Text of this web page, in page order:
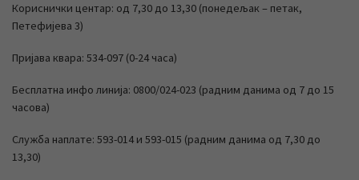
Кориснички центар: од 7,30 до 13,30 (понедељак – петак,
Петефијева 3)
Пријава квара: 534-097 (0-24 часа)
Бесплатна инфо линија: 0800/024-023 (радним данима од 7 до 15
часова)
Служба наплате: 593-014 и 593-015 (радним данима од 7,30 до
13,30)